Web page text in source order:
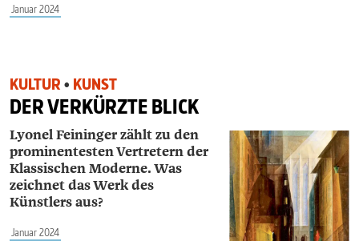
Januar 2024
KULTUR • KUNST
DER VERKÜRZTE BLICK
Lyonel Feininger zählt zu den
prominentesten Vertretern der
Klassischen Moderne. Was
zeichnet das Werk des
Künstlers aus?
Januar 2024